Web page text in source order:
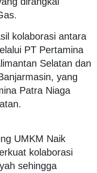
kolaborasi antara
PT Pertamina
Selatan dan
yang
Patra Niaga
UMKM Naik
kolaborasi
sehingga